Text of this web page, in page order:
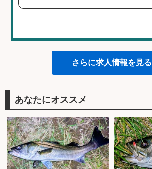
さらに求人情報を見る
あなたにオススメ